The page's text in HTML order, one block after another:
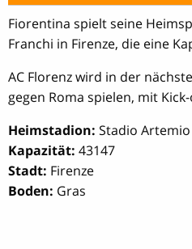
Fiorentina spielt seine
Franchi in Firenze, die eine
AC Florenz wird in der
gegen Roma spielen, mit
Heimstadion: Stadio
Kapazität: 43147
Stadt: Firenze
Boden: Gras